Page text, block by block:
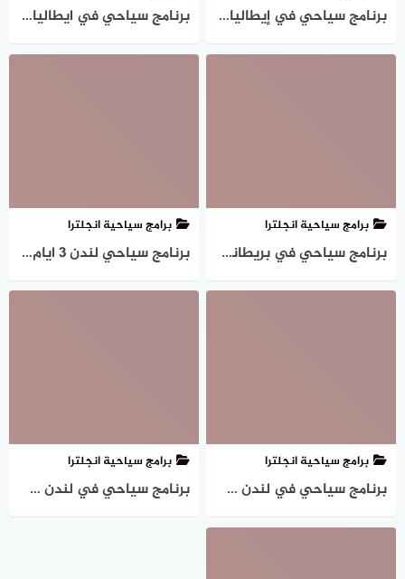
برنامج سياحي في إيطاليا لمدة أسبوع (6 ليالي) برنامج سياحي في ايطاليا لمدة 10 ايام (9 أيام)
برامج سياحية انجلترا
برنامج سياحي في بريطانيا لمدة اسبوع (7 أيام)
برامج سياحية انجلترا
برنامج سياحي لندن 3 ايام (ليلتين)
برامج سياحية انجلترا
برنامج سياحي في لندن لمدة 5 ايام (4ليالي)
برامج سياحية انجلترا
برنامج سياحي في لندن لمدة ١٠ ايام (9 ليالي)